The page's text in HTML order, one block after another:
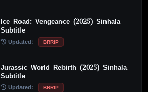
Ice Road: Vengeance (2025) Sinhala
Subtitle
Updated: BRRIP
Jurassic World Rebirth (2025) Sinhala
Subtitle
Updated: BRRIP